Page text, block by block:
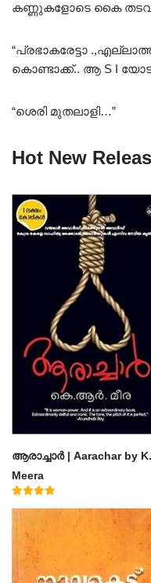
കണ്ണുകളോടെ കൈ
“പ്രഭാകരേട്ടാ
കൊണ്ടാക്ക്.. ആ S I
“ശെരി മുതലാളി…”
Hot New
ആരാച്ചാര്‍ | Aarachar by
Meera